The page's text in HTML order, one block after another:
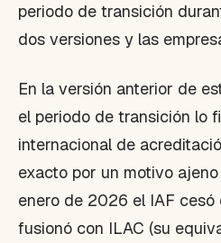
periodo de transición
dos versiones y las
En la versión anterior de
el periodo de transición lo
internacional de
exacto por un motivo
enero de 2026 el IAF cesó
fusionó con ILAC (su